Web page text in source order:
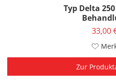
Typ Delta
33,00
Zur